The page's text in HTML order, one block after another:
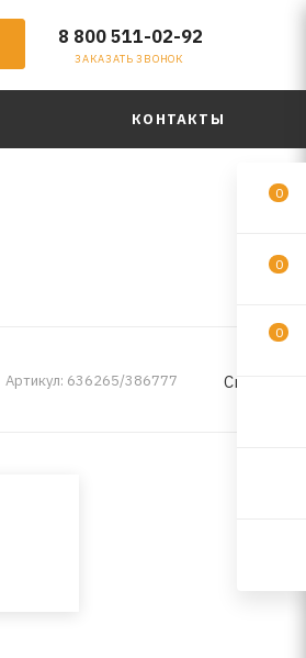
8 800 511-02-92
ЗАКАЗАТЬ ЗВОНОК
КОНТАКТЫ
Артикул: 636265/386777 Crown
0
0
0